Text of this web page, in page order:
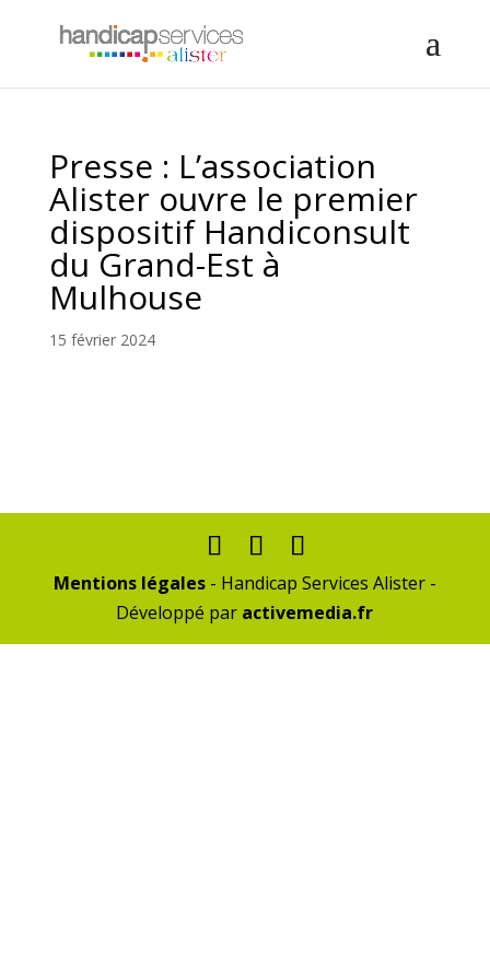
Presse : L’association
Alister ouvre le premier
dispositif Handiconsult
du Grand-Est à
Mulhouse
15 février 2024
Mentions légales- Handicap Services Alister -
Développé par activemedia.fr